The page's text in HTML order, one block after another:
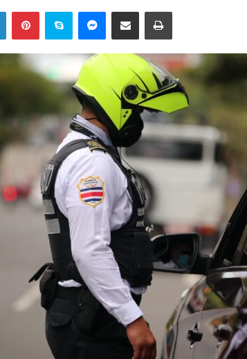
LinkedInPinterestSkype MessengerCompartir por correo electrónicoImprimir